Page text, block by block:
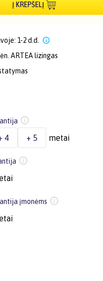
Į KREPŠELĮ
1-2 d.d.
ARTEA lizingas
4 + 5 metai
įmonėms